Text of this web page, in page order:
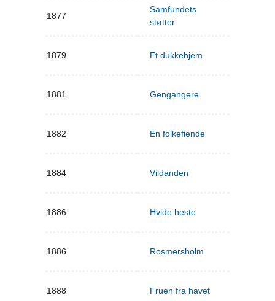
1877
Samfundets
støtter
1879 Et dukkehjem
1881 Gengangere
1882 En folkefiende
1884 Vildanden
1886 Hvide heste
1886 Rosmersholm
1888 Fruen fra havet